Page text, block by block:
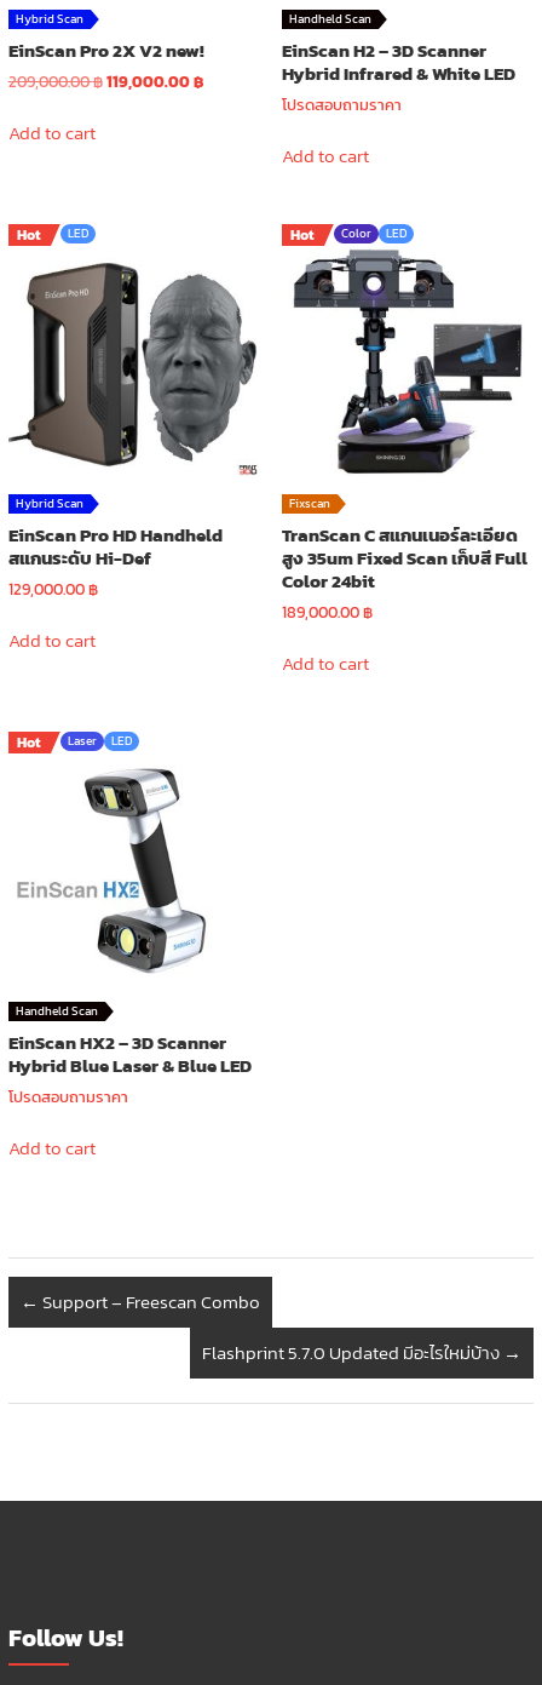
Hybrid Scan
EinScan Pro 2X V2 new!
209,000.00฿Original
119,000.00฿Current
119,000.00 ฿.
Add to cart
Handheld Scan
EinScan H2 – 3D Scanner
Hybrid Infrared & White LED
โปรดสอบถามราคา
Add to cart
Hot LED
Hybrid Scan
EinScan Pro HD Handheld
สแกนระดับ Hi-Def
129,000.00฿
Add to cart
Hot Color LED
Fixscan
TranScan C สแกนเนอร์ละเอียด
สูง 35um Fixed Scan เก็บสี Full
Color 24bit
189,000.00฿
Add to cart
Hot Laser LED
Handheld Scan
EinScan HX2 – 3D Scanner
Hybrid Blue Laser & Blue LED
โปรดสอบถามราคา
Add to cart
← Support – Freescan Combo
Flashprint 5.7.0 Updated มีอะไรใหม่บ้าง →
Follow Us!